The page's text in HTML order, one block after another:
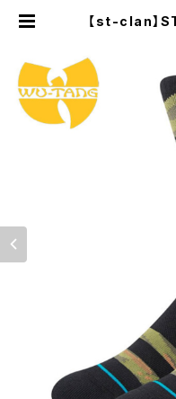
【st-clan】
黒 スケート
ウトドア ア